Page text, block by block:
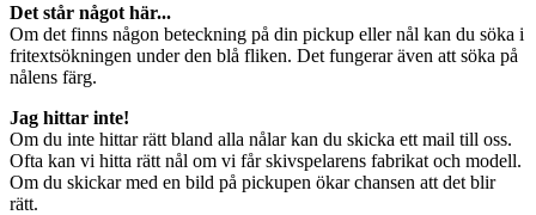
Det står något här...
Om det finns någon beteckning på din pickup eller nål kan du söka i
fritextsökningen under den blå fliken. Det fungerar även att söka på
nålens färg.
Jag hittar inte!
Om du inte hittar rätt bland alla nålar kan du skicka ett mail till oss.
Ofta kan vi hitta rätt nål om vi får skivspelarens fabrikat och modell.
Om du skickar med en bild på pickupen ökar chansen att det blir
rätt.